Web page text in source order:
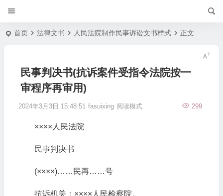
首页 法律文书 人民法院制作民事诉讼文书样式 正文
民事判决书(抗诉案件受指令法院按一
审程序再审用)
2024年3月3日 15:48:51 fasuixing 299
阅读模式
××××人民法院
民事判决书
(××××)……民再……号
抗诉机关：××××人民检察院。